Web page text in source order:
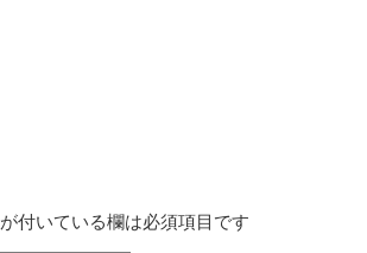
が付いている欄は必須項目です